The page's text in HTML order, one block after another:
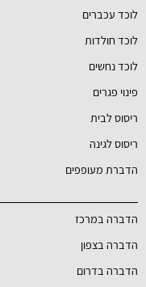
לוכד עכברים
לוכד חולדות
לוכד נחשים
פינוי פגרים
ריסוס לבית
ריסוס לגינה
הדברת מעופפים
הדברה במרכז
הדברה בצפון
הדברה בדרום